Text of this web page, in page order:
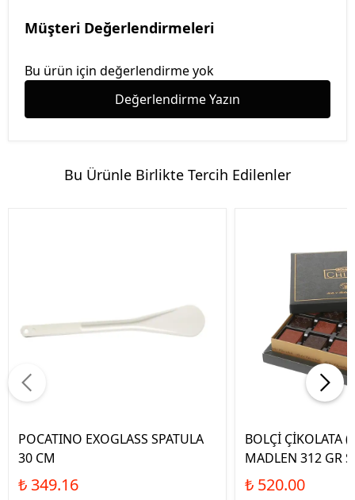
Müşteri Değerlendirmeleri
Bu ürün için değerlendirme yok
Değerlendirme Yazın
Bu Ürünle Birlikte Tercih Edilenler
POCATINO EXOGLASS SPATULA
30 CM
₺ 349.16
BOLÇİ ÇİKOLATA
MADLEN 312 GR
₺ 520.00